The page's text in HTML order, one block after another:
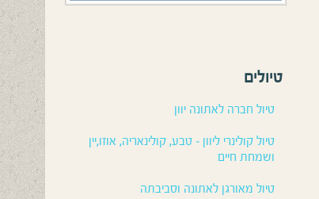
טיולים
טיול חברה לאתונה יוון
טיול קולינרי ליוון – טבע, קולינאריה, אוזו,יין
ושמחת חיים
טיול מאורגן לאתונה וסביבתה